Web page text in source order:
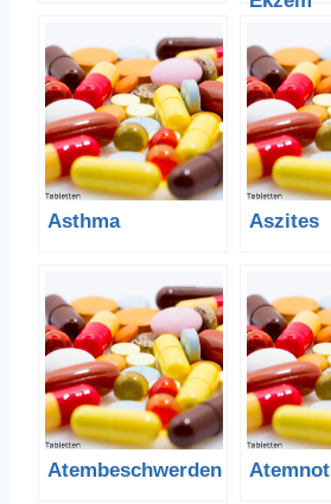
Asthma Aszites
Atembeschwerden Atemnot